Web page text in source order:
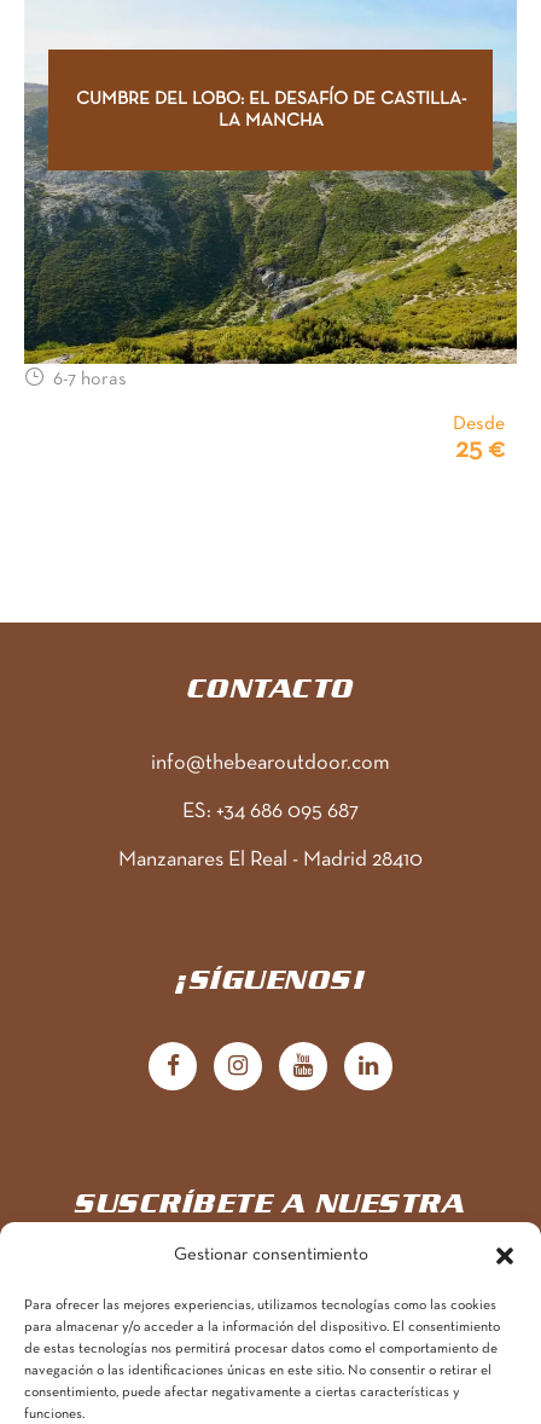
Gestionar consentimiento
Para ofrecer las mejores experiencias, utilizamos tecnologías como las cookies
para almacenar y/o acceder a la información del dispositivo. El consentimiento
de estas tecnologías nos permitirá procesar datos como el comportamiento de
navegación o las identificaciones únicas en este sitio. No consentir o retirar el
consentimiento, puede afectar negativamente a ciertas características y
funciones.
CUMBRE DEL LOBO: EL DESAFÍO DE CASTILLA-
LA MANCHA
6-7 horas
Desde
25 €
CONTACTO
info@thebearoutdoor.com
ES: +34 686 095 687
Manzanares El Real - Madrid 28410
¡SÍGUENOS!
SUSCRÍBETE A NUESTRA
Únete aquí a la aventura